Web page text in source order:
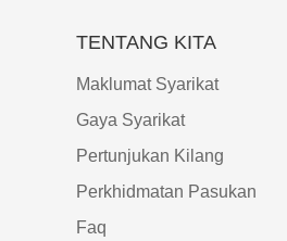
TENTANG KITA
Maklumat Syarikat
Gaya Syarikat
Pertunjukan Kilang
Perkhidmatan Pasukan
Faq